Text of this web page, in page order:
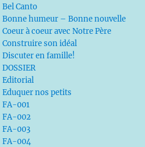
Bel Canto
Bonne humeur – Bonne nouvelle
Coeur à coeur avec Notre Père
Construire son idéal
Discuter en famille!
DOSSIER
Editorial
Eduquer nos petits
FA-001
FA-002
FA-003
FA-004